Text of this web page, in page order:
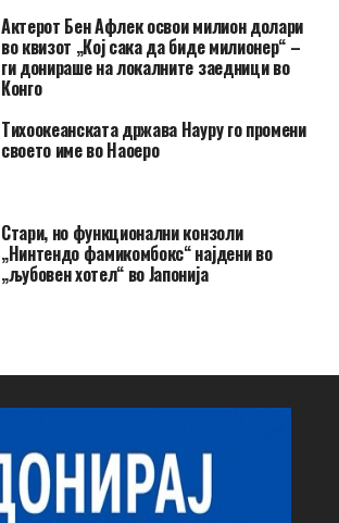
Актерот Бен Афлек освои милион долари
во квизот „Кој сака да биде милионер“ –
ги донираше на локалните заедници во
Конго
Тихоокеанската држава Науру го промени
своето име во Наоеро
Стари, но функционални конзоли
„Нинтендо фамикомбокс“ најдени во
„љубовен хотел“ во Јапонија